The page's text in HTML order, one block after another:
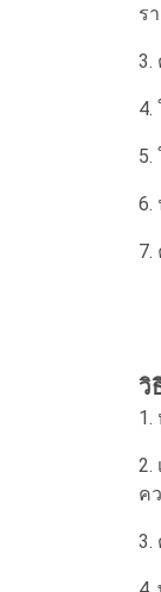
ร
3.
4.
5.
6.
7.
วิ
1.
2.
ค
3.